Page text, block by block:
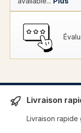
Livraison
Livraison